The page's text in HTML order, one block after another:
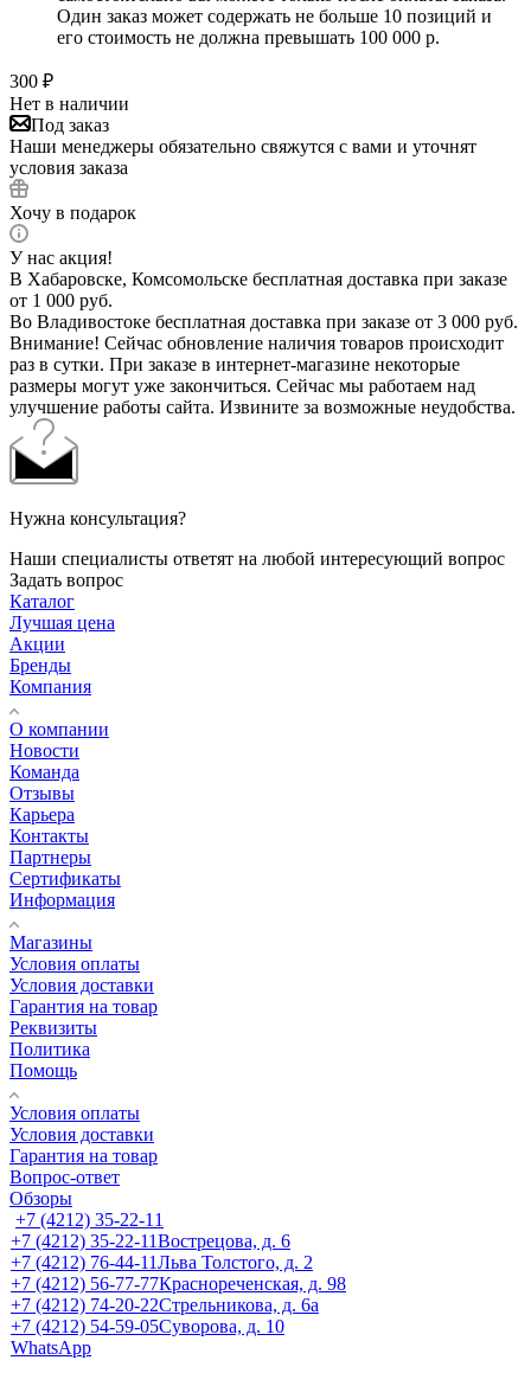
Один заказ может содержать не больше 10 позиций и
его стоимость не должна превышать 100 000 р.
300 ₽
Нет в наличии
Под заказ
Наши менеджеры обязательно свяжутся с вами и уточнят
условия заказа
Хочу в подарок
У нас акция!
В Хабаровске, Комсомольске бесплатная доставка при заказе
от 1 000 руб.
Во Владивостоке бесплатная доставка при заказе от 3 000 руб.
Внимание! Сейчас обновление наличия товаров происходит
раз в сутки. При заказе в интернет-магазине некоторые
размеры могут уже закончиться. Сейчас мы работаем над
улучшение работы сайта. Извините за возможные неудобства.
Нужна консультация?
Наши специалисты ответят на любой интересующий вопрос
Задать вопрос
Каталог
Лучшая цена
Акции
Бренды
Компания
О компании
Новости
Команда
Отзывы
Карьера
Контакты
Партнеры
Сертификаты
Информация
Магазины
Условия оплаты
Условия доставки
Гарантия на товар
Реквизиты
Политика
Помощь
Условия оплаты
Условия доставки
Гарантия на товар
Вопрос-ответ
Обзоры
+7 (4212) 35-22-11
+7 (4212) 35-22-11Вострецова, д. 6
+7 (4212) 76-44-11Льва Толстого, д. 2
+7 (4212) 56-77-77Краснореченская, д. 98
+7 (4212) 74-20-22Стрельникова, д. 6а
+7 (4212) 54-59-05Суворова, д. 10
WhatsApp